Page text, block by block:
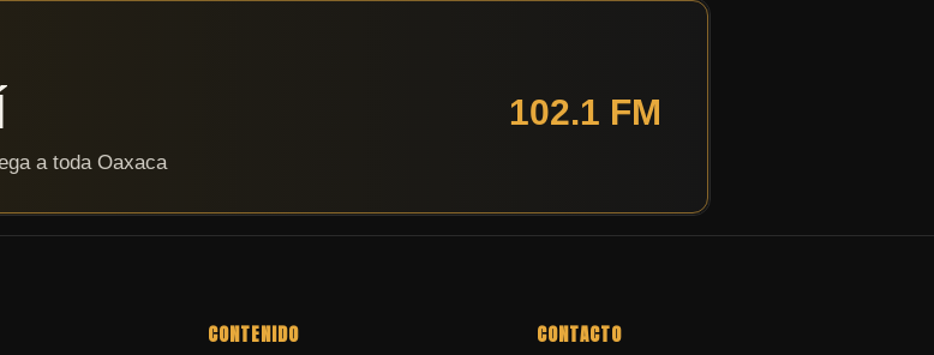
CONTENIDO CONTACTO